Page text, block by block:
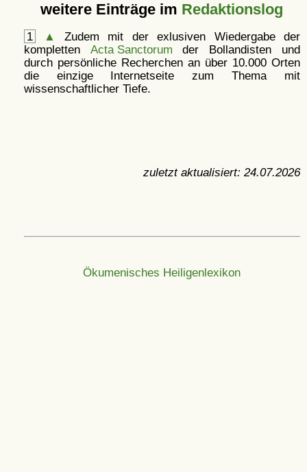
weitere Einträge im Redaktionslog
1 ▲
Zudem mit der exlusiven Wiedergabe der
kompletten Acta Sanctorum der Bollandisten und
durch persönliche Recherchen an über 10.000 Orten
die einzige Internetseite zum Thema mit
wissenschaftlicher Tiefe.
zuletzt aktualisiert: 24.07.2026
Ökumenisches Heiligenlexikon